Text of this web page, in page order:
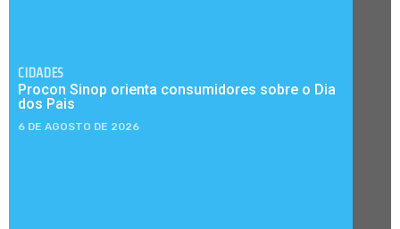
CIDADES
Procon Sinop orienta consumidores sobre o Dia
dos Pais
6 DE AGOSTO DE 2026